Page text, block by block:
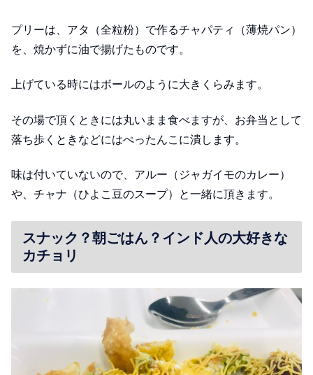
プリーは、アタ（全粒粉）で作るチャパティ（薄焼パン）
を、焼かずに油で揚げたものです。
上げている時にはボールのように大きくらみます。
その場で頂くときには丸いまま食べますが、お弁当として
落ち歩くときなどにはぺったんこに潰します。
味は付いていないので、アルー（ジャガイモのカレー）
や、チャナ（ひよこ豆のスープ）と一緒に頂きます。
スナック？朝ごはん？インド人の大好きな
カチョリ